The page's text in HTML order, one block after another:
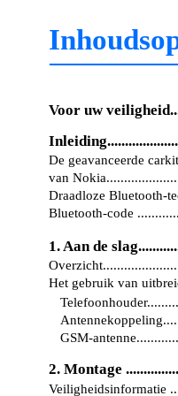
Voor uw
De geavanceerde
van
Draadloze Bluetooth-
Bluetooth-code
1. Aan de
Het gebruik van
GSM-
2. Montage
Veiligheidsinformatie